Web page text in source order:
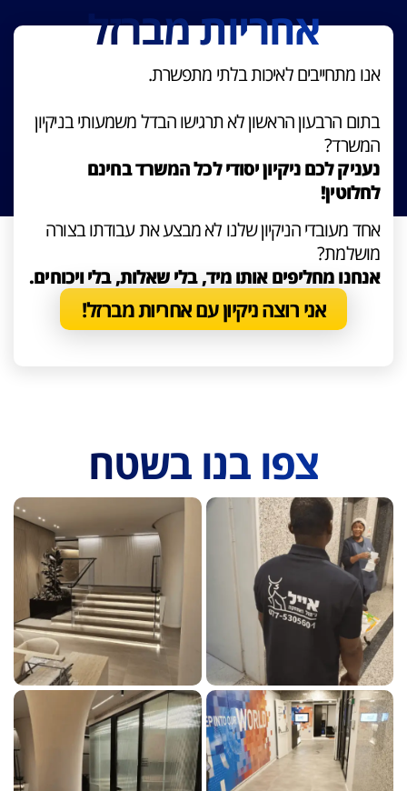
אחריות מברזל
אנו מתחייבים לאיכות בלתי מתפשרת.
בתום הרבעון הראשון לא תרגישו הבדל משמעותי בניקיון
המשרד?
נעניק לכם ניקיון יסודי לכל המשרד בחינם
לחלוטין!
אחד מעובדי הניקיון שלנו לא מבצע את עבודתו בצורה
מושלמת?
אנחנו מחליפים אותו מיד, בלי שאלות, בלי ויכוחים.
אני רוצה ניקיון עם אחריות מברזל!
צפו בנו בשטח